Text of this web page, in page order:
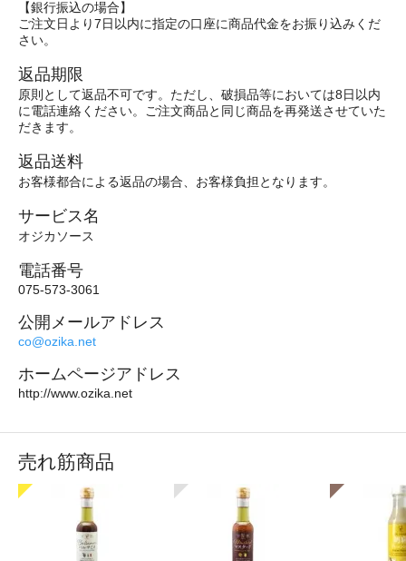
【銀行振込の場合】
ご注文日より7日以内に指定の口座に商品代金をお振り込みくだ
さい。
返品期限
原則として返品不可です。ただし、破損品等においては8日以内
に電話連絡ください。ご注文商品と同じ商品を再発送させていた
だきます。
返品送料
お客様都合による返品の場合、お客様負担となります。
サービス名
オジカソース
電話番号
075-573-3061
公開メールアドレス
co@ozika.net
ホームページアドレス
http://www.ozika.net
売れ筋商品